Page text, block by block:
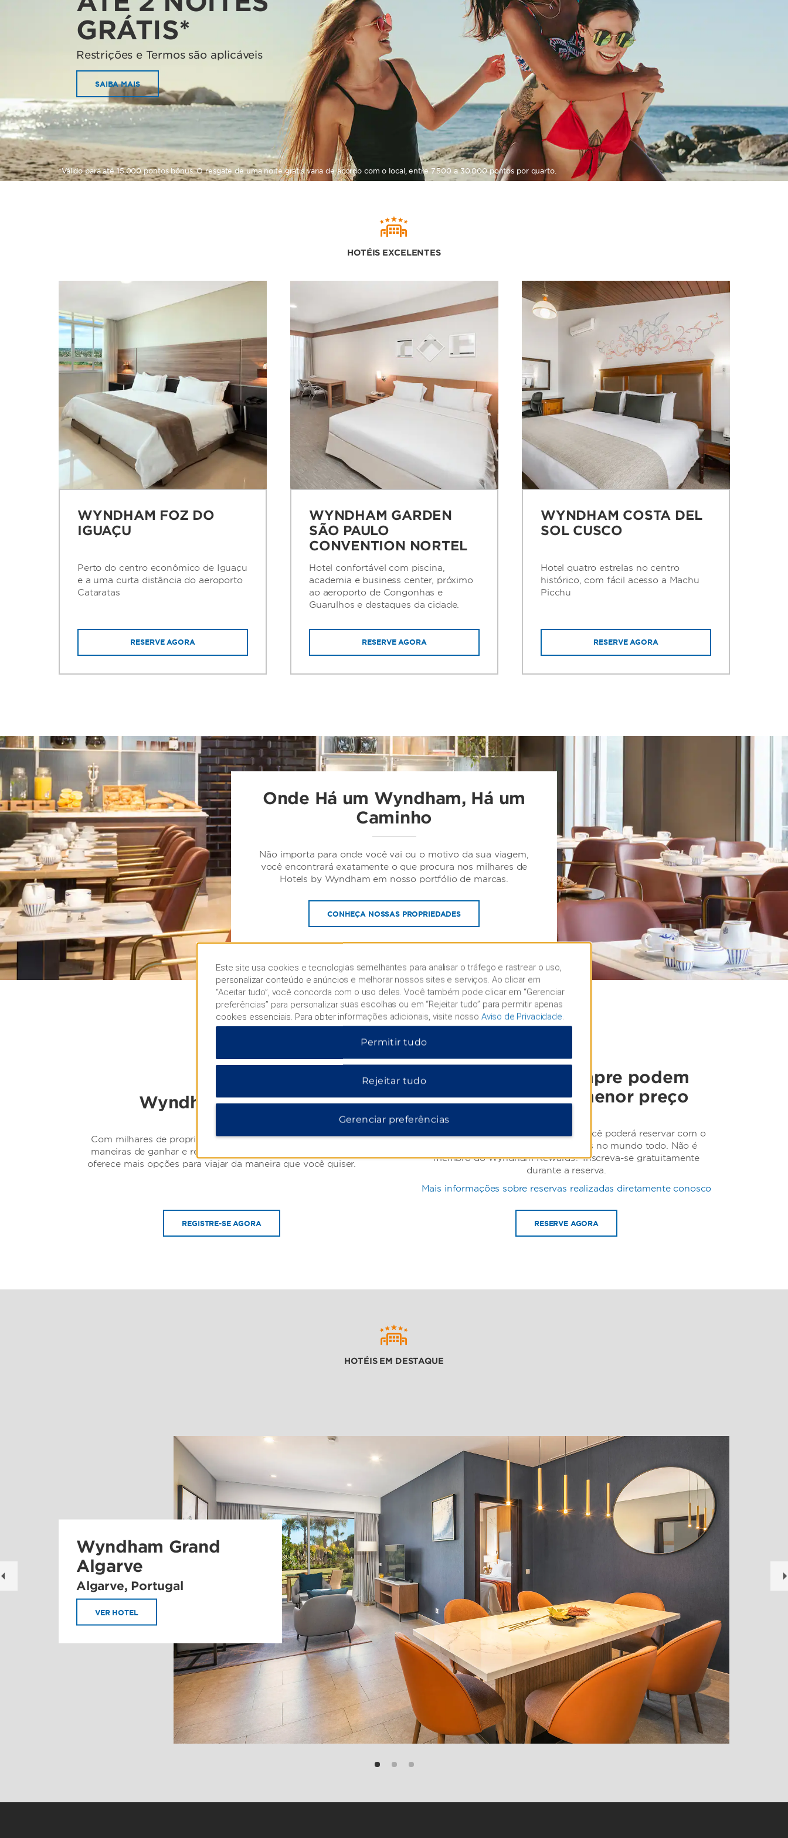
GRÁTIS*
Restrições e Termos são aplicáveis
SAIBA MAIS
*Válido para até 15.000 pontos bônus. O resgate de uma noite grátis varia de acordo com o local, entre 7.500 a 30.000 pontos por quarto.
HOTÉIS EXCELENTES
WYNDHAM FOZ DO
IGUAÇU
Perto do centro econômico de Iguaçu
e a uma curta distância do aeroporto
Cataratas
RESERVE AGORA
WYNDHAM GARDEN
SÃO PAULO
CONVENTION NORTEL
Hotel confortável com piscina,
academia e business center, próximo
ao aeroporto de Congonhas e
Guarulhos e destaques da cidade.
RESERVE AGORA
WYNDHAM COSTA DEL
SOL CUSCO
Hotel quatro estrelas no centro
histórico, com fácil acesso a Machu
Picchu
RESERVE AGORA
Onde Há um Wyndham, Há um
Caminho
Não importa para onde você vai ou o motivo da sua viagem,
você encontrará exatamente o que procura nos milhares de
Hotels by Wyndham em nosso portfólio de marcas.
CONHEÇA NOSSAS PROPRIEDADES
Wyndham Rewards
Com milhares de propriedades em todo o mundo e muitas
maneiras de ganhar e resgatar pontos. Wyndham Rewards
oferece mais opções para viajar da maneira que você quiser.
REGISTRE-SE AGORA
Os membros sempre podem
reservar com o menor preço
Ao reservar diretamente conosco, você poderá reservar com o
menor preço em milhares de hotéis no mundo todo. Não é
membro do Wyndham Rewards? Inscreva-se gratuitamente
durante a reserva.
Mais informações sobre reservas realizadas diretamente conosco
RESERVE AGORA
HOTÉIS EM DESTAQUE
Wyndham Grand
Algarve
Algarve, Portugal
VER HOTEL
Este site usa cookies e tecnologias semelhantes para analisar o tráfego e rastrear o uso,
personalizar conteúdo e anúncios e melhorar nossos sites e serviços. Ao clicar em
“Aceitar tudo”, você concorda com o uso deles. Você também pode clicar em “Gerenciar
preferências” para personalizar suas escolhas ou em “Rejeitar tudo” para permitir apenas
cookies essenciais. Para obter informações adicionais, visite nosso Aviso de Privacidade.
Permitir tudo
Rejeitar tudo
Gerenciar preferências